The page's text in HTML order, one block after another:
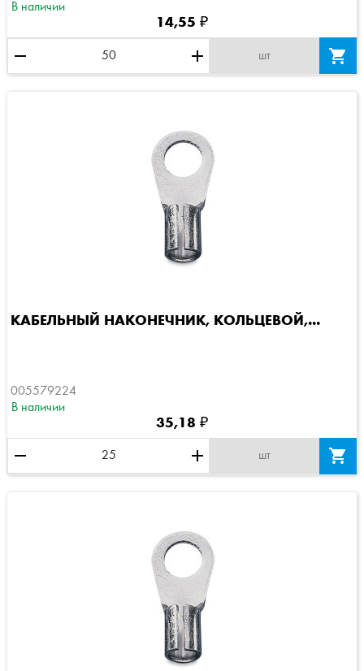
В наличии
14,55 ₽
remove add шт 
КАБЕЛЬНЫЙ НАКОНЕЧНИК, КОЛЬЦЕВОЙ,...
005579224
В наличии
35,18 ₽
remove add шт 